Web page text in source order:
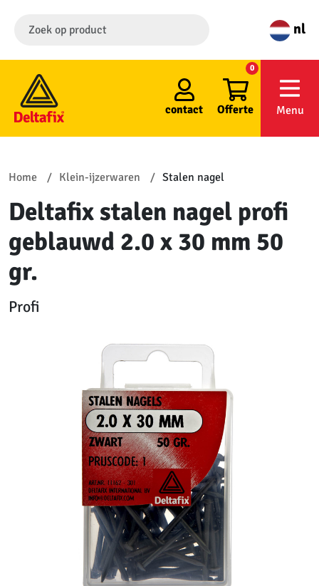
nl
contact Offerte
0
Menu
Home Klein-ijzerwaren Stalen nagel
Deltafix stalen nagel profi
geblauwd 2.0 x 30 mm 50
gr.
Profi